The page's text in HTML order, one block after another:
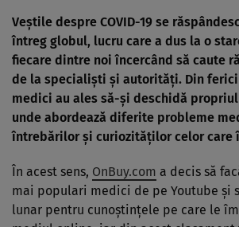
Veştile despre COVID-19 se
întreg globul, lucru care a dus la o
fiecare dintre noi încercând să caute
de la specialişti şi autorităţi. Din
medici au ales să-şi deschidă
unde abordează diferite probleme
întrebărilor şi curiozităţilor celor care
În acest sens, OnBuy.com a decis să
mai populari medici de pe Youtube şi
lunar pentru cunoştinţele pe care le